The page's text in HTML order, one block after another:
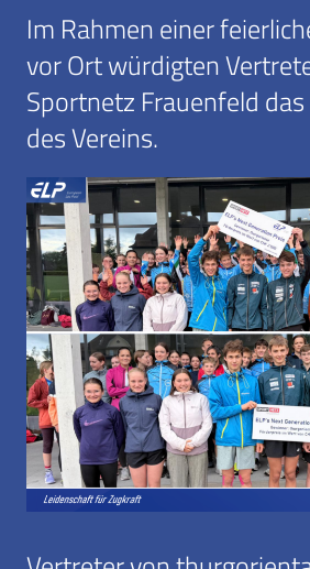
Im Rahmen einer
vor Ort würdigten
Sportnetz Frauenfeld
des Vereins.